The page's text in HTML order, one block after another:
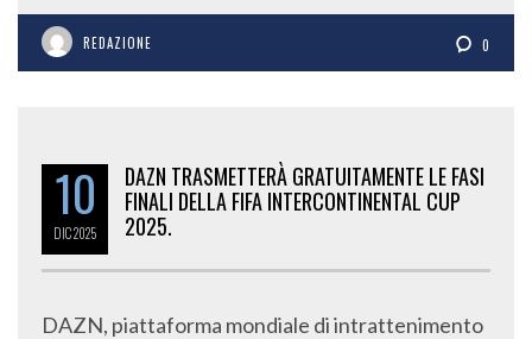
REDAZIONE 0
10
DIC2025
DAZN TRASMETTERÀ GRATUITAMENTE LE FASI
FINALI DELLA FIFA INTERCONTINENTAL CUP
2025.
DAZN, piattaforma mondiale di intrattenimento